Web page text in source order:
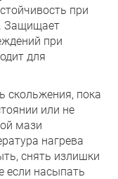
при
Защищает
при
для
скольжения, пока
или не
мази
нагрева
снять излишки
если насыпать